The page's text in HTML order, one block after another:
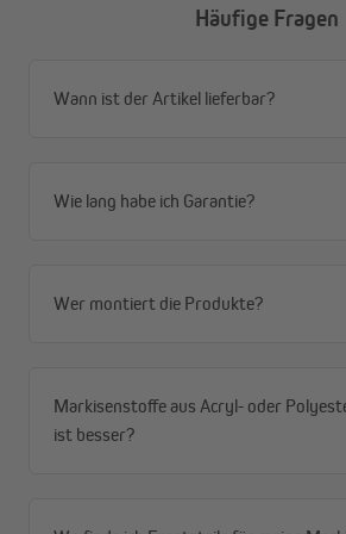
Häufige Fragen
Wann ist der Artikel lieferbar?
Wie lang habe ich Garantie?
Wer montiert die Produkte?
Markisenstoffe aus Acryl- oder
ist besser?